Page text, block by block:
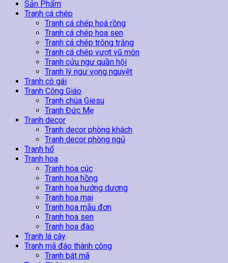
số
lượng
Sản Phẩm
Tranh cá chép
Tranh cá chép hoá rồng
Tranh cá chép hoa sen
Tranh cá chép trông trăng
Tranh cá chép vượt vũ môn
Tranh cửu ngư quần hội
Tranh lý ngư vọng nguyệt
Tranh cô gái
Tranh Công Giáo
Tranh chúa Giesu
Tranh Đức Mẹ
Tranh decor
Tranh decor phòng khách
Tranh decor phòng ngủ
Tranh hổ
Tranh hoa
Tranh hoa cúc
Tranh hoa hồng
Tranh hoa hướng dương
Tranh hoa mai
Tranh hoa mẫu đơn
Tranh hoa sen
Tranh hoa đào
Tranh lá cây
Tranh mã đáo thành công
Tranh bát mã